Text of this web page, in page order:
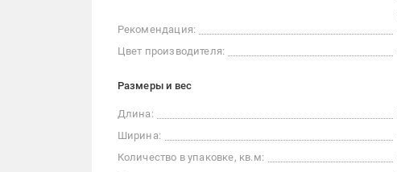
Рекомендация:
Цвет производителя:
Размеры и вес
Длина:
Ширина:
Количество в упаковке, кв.м: